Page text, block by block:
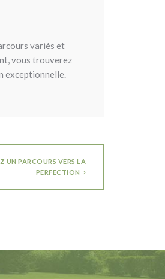
variés et
vous trouverez
exceptionnelle.
UN PARCOURS VERS LA
PERFECTION